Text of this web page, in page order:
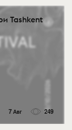
Tashkent
7 Авг 249